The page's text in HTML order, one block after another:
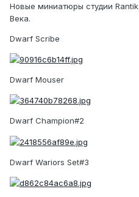
Новые миниатюры студии
Века.
Dwarf Scribe
Dwarf Mouser
Dwarf Champion#2
Dwarf Wariors Set#3